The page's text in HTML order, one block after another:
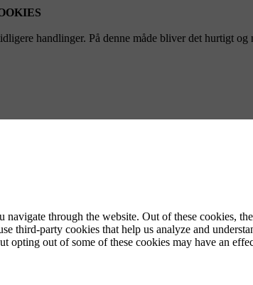
handlinger. På denne måde bliver det hurtigt
through the website. Out of these cookies,
third-party cookies that help us analyze and
opting out of some of these cookies may have an